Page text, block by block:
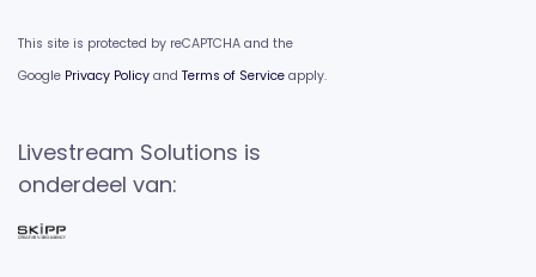
This site is protected by reCAPTCHA and the
Google Privacy Policy and Terms of Service apply.
Livestream Solutions is
onderdeel van: